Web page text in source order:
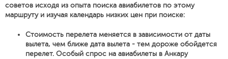
советов исходя из опыта поиска авиабилетов по этому
маршруту и изучая календарь низких цен при поиске:
Стоимость перелета меняется в зависимости от даты
вылета, чем ближе дата вылета - тем дороже обойдется
перелет. Особый спрос на авиабилеты в Анкару